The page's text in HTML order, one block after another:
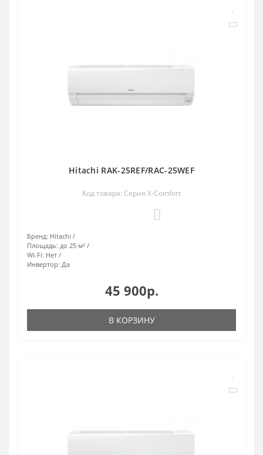
Hitachi RAK-25REF/RAC-25WEF
Код товара: Серия X-Comfort
Бренд: Hitachi
Площадь: до 25 м²
Wi-Fi: Нет
Инвертор: Да
45 900р.
В КОРЗИНУ